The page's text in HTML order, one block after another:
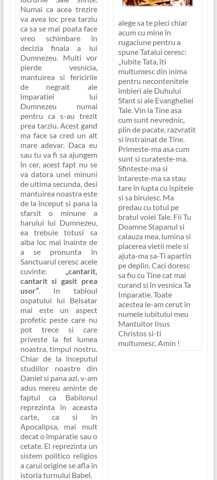
Numai ca acea trezire
va avea loc prea tarziu
ca sa se mai poata face
vreo schimbare în
decizia finala a lui
Dumnezeu. Multi vor
pierde vesnicia,
mantuirea si fericirile
de negrait ale
împaratiei lui
Dumnezeu numai
pentru ca s-au trezit
prea tarziu. Acest gand
ma face sa cred un alt
mare adevar. Daca eu
sau tu va fi sa ajungem
în cer, acest fapt nu se
va datora unei minuni
de ultima secunda, desi
mantuirea noastra este
de la început si pana la
sfarsit o minune a
harului lui Dumnezeu,
ea trebuie totusi sa
aiba loc mai înainte de
a se pronunta în
Sanctuarul ceresc acele
cuvinte:
„cantarit,
cantarit si gasit prea
usor”. In tabloul
ospatului lui Belsatar
mai este un aspect
profetic peste care nu
pot trece si care
priveste la fel lumea
noastra, timpul nostru.
Chiar de la începutul
studiilor noastre din
Daniel si pana azi, v-am
adus mereu aminte de
faptul ca Babilonul
reprezinta în aceasta
carte, ca si în
Apocalipsa, mai mult
decat o împaratie sau o
cetate. El reprezinta un
sistem politico religios
a carui origine se afla în
istoria turnului Babel.
alege sa te pleci chiar
acum cu mine în
rugaciune pentru a
spune Tatalui ceresc:
„Iubite Tata, îti
multumesc din inima
pentru necontenitele
îmbieri ale Duhului
Sfant si ale Evangheliei
Tale. Vin la Tine asa
cum sunt nevrednic,
plin de pacate, razvratit
si înstrainat de Tine.
Primeste-ma asa cum
sunt si curateste-ma.
Sfinteste-ma si
întareste-ma sa stau
tare în lupta cu ispitele
si sa biruiesc. Ma
predau cu totul pe
bratul voiei Tale. Fii Tu
Doamne Stapanul si
calauza mea, lumina si
placerea vietii mele si
ajuta-ma sa-Ti apartin
pe deplin. Caci doresc
sa fiu cu Tine cat mai
curand si în vesnica Ta
Imparatie. Toate
acestea le-am cerut în
numele iubitului meu
Mantuitor Iisus
Christos si-ti
multumesc. Amin !